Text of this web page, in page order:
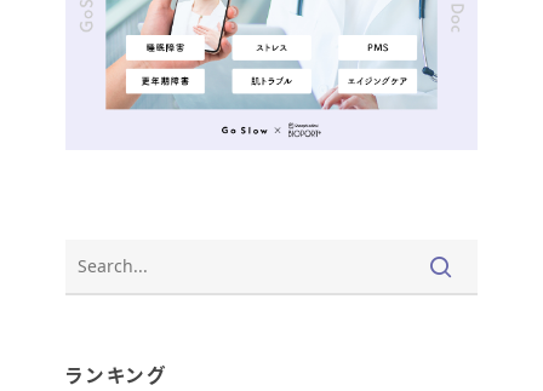
ランキング